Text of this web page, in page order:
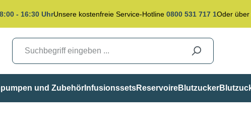
- 16:30 UhrUnsere kostenfreie Service-Hotline 0800 531 717 1Oder
und Zubehör InfusionssetsReservoireBlutzucker